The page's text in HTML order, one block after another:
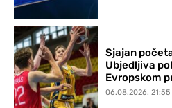
Sjajan
Ubjedljiva
Evropskom
06.08.2026. 21:55